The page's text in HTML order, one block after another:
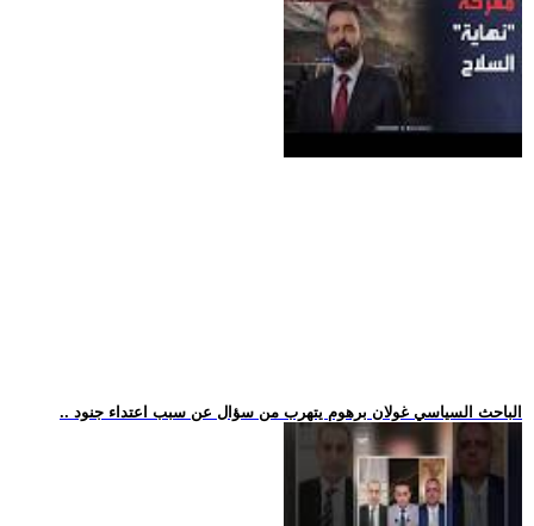
.. الباحث السياسي غولان برهوم يتهرب من سؤال عن سبب اعتداء جنود